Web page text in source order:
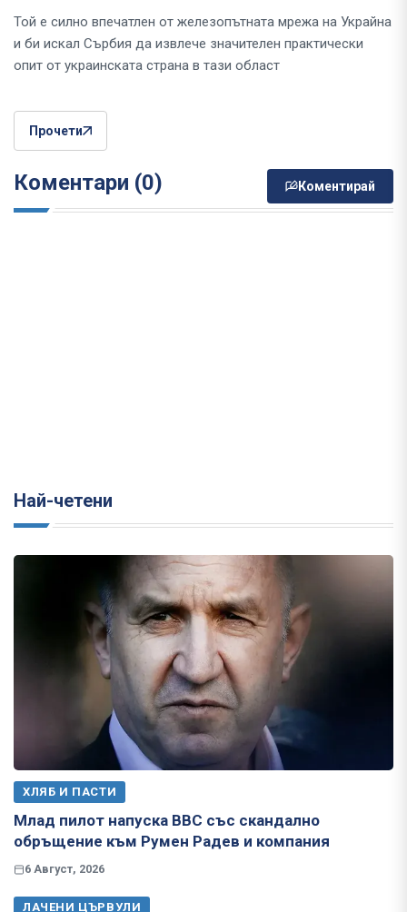
Той е силно впечатлен от железопътната мрежа на Украйна
и би искал Сърбия да извлече значителен практически
опит от украинската страна в тази област
Прочети
Коментари (0) Коментирай
Най-четени
ХЛЯБ И ПАСТИ
Млад пилот напуска ВВС със скандално
обръщение към Румен Радев и компания
6 Август, 2026
ЛАЧЕНИ ЦЪРВУЛИ